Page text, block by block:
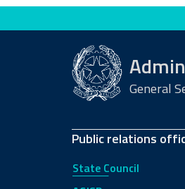
Evaluate this site
General
Public relations
State Council